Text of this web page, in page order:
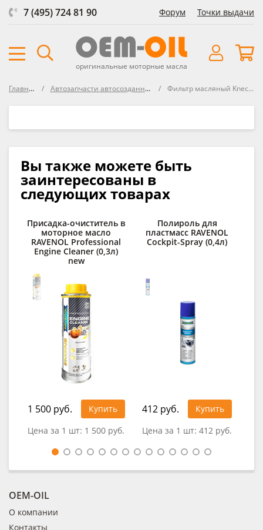
7 (495) 724 81 90 Форум Точки выдачи
оригинальные моторные масла
Главная Автозапчасти автосозданные Фильтр масляный Knecht
Вы также можете быть
заинтересованы в
следующих товарах
Присадка-очиститель в
моторное масло
RAVENOL Professional
Engine Cleaner (0,3л)
new
1 500 руб.
Купить
Цена за 1 шт: 1 500 руб.
Полироль для
пластмасс RAVENOL
Cockpit-Spray (0,4л)
412 руб.
Купить
Цена за 1 шт: 412 руб.
OEM-OIL
О компании
Контакты